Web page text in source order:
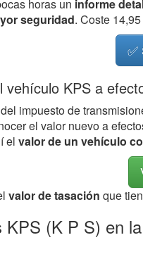
horas un informe
seguridad. Coste
vehículo KPS a
impuesto de
el valor nuevo a
el valor de un vehículo
valor de tasación que
KPS (K P S) en